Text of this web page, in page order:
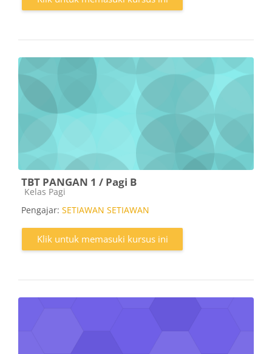
TBT PANGAN 1 / Pagi B
Kategori kursus
Kelas Pagi
Pengajar: SETIAWAN SETIAWAN
Klik untuk memasuki kursus ini